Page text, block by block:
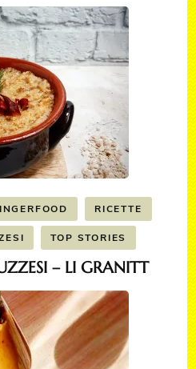
RICETTE
TOP STORIES
– LI GRANITT